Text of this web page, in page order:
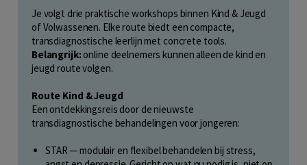
Je volgt drie praktische workshops binnen Kind & Jeugd
of Volwassenen. Elke route biedt een compacte,
transdiagnostische leerlijn met concrete tools.
Belangrijk:online deelnemers kunnen alleen de kind en
jeugd route volgen.
Route Kind & Jeugd
Een ontdekkingsreis door de nieuwste
transdiagnostische behandelingen voor jongeren:
STAR — modulair en flexibel behandelen bij stress,